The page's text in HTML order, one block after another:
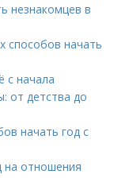
незнакомцев в
способов начать
с начала
от детства до
начать год с
на отношения